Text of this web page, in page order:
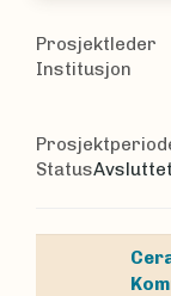
Prosjektleder
Institusjon
StatusAvsluttet